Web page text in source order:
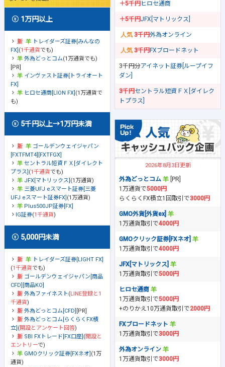
1万円以上
トレイダーズ証券[みんなの
FX] (1千通貨でも)
外為どっとコム(1万通貨でも)
[PR]
インヴァスト証券[トライオート
FX]
ヒロセ通商[LION FX] (1万通貨で
も)
5千円以上→1万円未満
ゴールデンウェイジャパン
[FXTFMT4][FXTFGX]
セントラル短資ＦＸ[ダイレクト
プラス] (1千通貨でも)
JFX[マトリックス] (1万通貨)
三菱UFJ eスマート証券[三菱
UFJ eスマート証券FX] (1万通貨)
Plus500JP証券[FX]
IG証券(1千通貨)
5,000円未満
トレイダーズ証券[LIGHT FX]
(1千通貨でも)
ゴールデンウェイジャパン[商品
CFD][商品KO]
外為ファイネスト(LINE登録と1
千通貨)
外為どっとコム[CFD] [PR]
外為どっとコム[らくらくFX積
立] (開設とアンケート回答)
SBI FXトレード[FX口座] (開設と
エントリーで)
GMOクリック証券[FXネオ] (1万
通貨)
＋5千円ヒロセ通商
＋5千円JFX[マトリックス]
3千円外為オンライン
3千円FXブロードネット
3千円分アイネット証券[ループイフ
ダン]
3千円セントラル短資ＦＸ[ダイレク
トプラス]
2026年8月3日更新
外為どっとコム
[PR]
1万通貨で5000円
らくらくFX積立1回取引で3000円
GMO外貨[外貨ex]
1万通貨取引で4000円
GMOクリック証券[FXネオ]
1万通貨取引で4000円
JFX[マトリックス]
1万通貨取引で5000円
ヒロセ通商
1万通貨取引で5000円
+のりかえ10万通貨取引で2000円
FXブロードネット
1万通貨取引で3000円
外為オンライン
1万通貨取引で3000円